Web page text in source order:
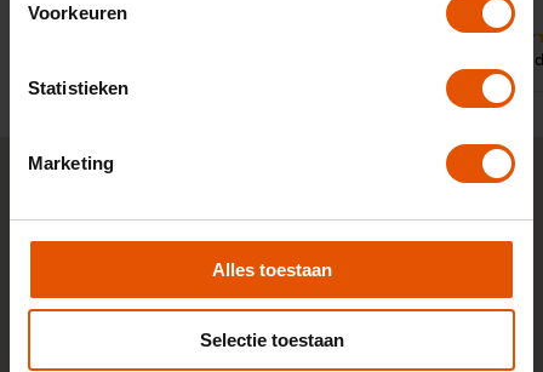
Voorkeuren
Statistieken
Marketing
Alles toestaan
Selectie toestaan